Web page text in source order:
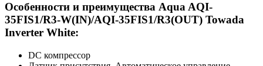
Особенности и преимущества Aqua AQI-
35FIS1/R3-W(IN)/AQI-35FIS1/R3(OUT) Towada
Inverter White:
DC компрессор